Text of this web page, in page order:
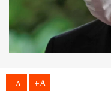
A+
A-